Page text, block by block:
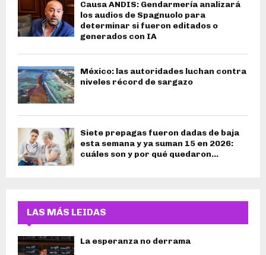
Causa ANDIS: Gendarmería analizará
los audios de Spagnuolo para
determinar si fueron editados o
generados con IA
México: las autoridades luchan contra
niveles récord de sargazo
Siete prepagas fueron dadas de baja
esta semana y ya suman 15 en 2026:
cuáles son y por qué quedaron...
LAS MÁS LEIDAS
La esperanza no derrama